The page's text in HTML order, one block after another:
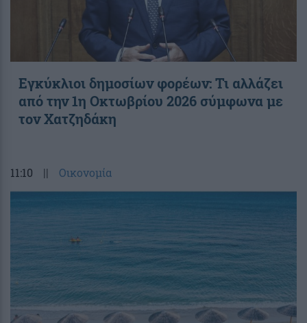
Εγκύκλιοι δημοσίων φορέων: Τι αλλάζει
από την 1η Οκτωβρίου 2026 σύμφωνα με
τον Χατζηδάκη
11:10 || Οικονομία